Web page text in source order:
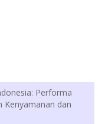
Performa
Kenyamanan dan